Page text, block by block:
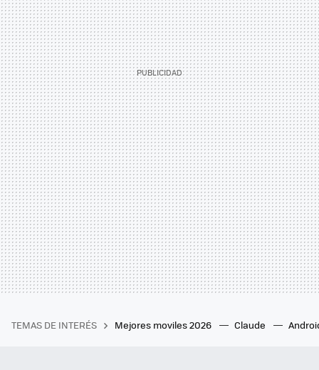
TEMAS DE INTERÉS Mejores moviles 2026 Claude